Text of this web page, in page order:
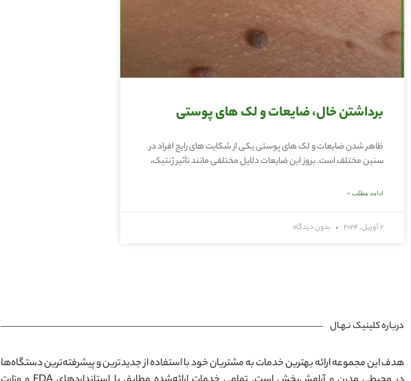
برداشتن خال، ضایعات و لک های پوستی
ظاهر شدن ضایعات و لک های پوستی یکی از شکایت های رایج افراد در
سنین مختلف است. بروز این ضایعات دلایل مختلفی مانند تأثیر ژنتیک،
ادامه مطلب »
2 آوریل, 2024 بدون دیدگاه
درباره کلینیک نـهـال
هدف این مجموعه ارائه بهترین خدمات به مشتریان خود با استفاده از جدیدترین و پیشرفته‌ترین دستگاه‌ها